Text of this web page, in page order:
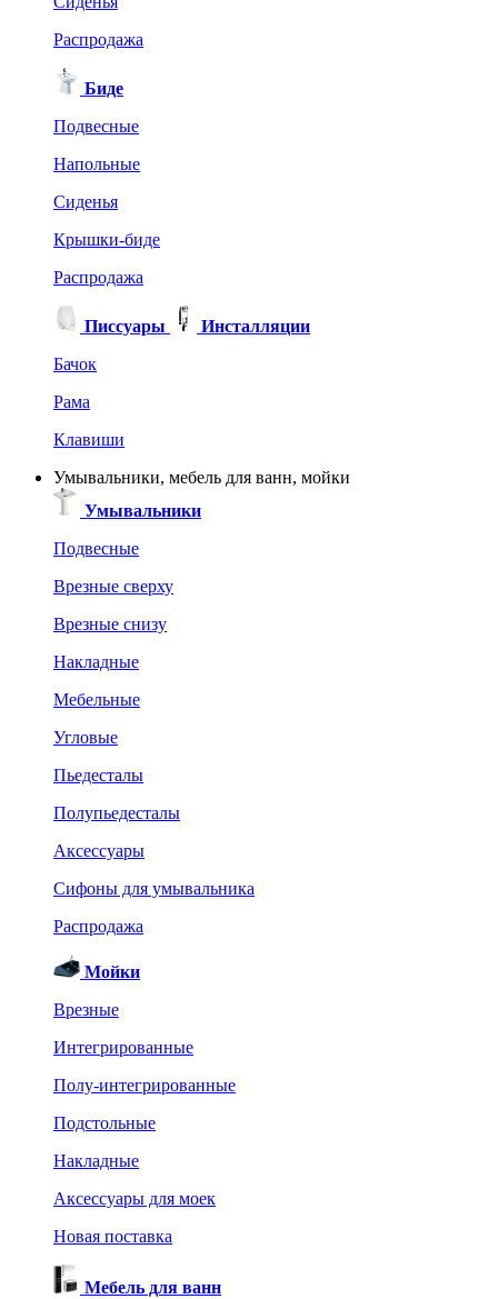
Распродажа
Биде
Подвесные
Напольные
Сиденья
Крышки-биде
Распродажа
Писсуары
Инсталляции
Бачок
Рама
Клавиши
Умывальники, мебель для ванн, мойки
Умывальники
Подвесные
Врезные сверху
Врезные снизу
Накладные
Мебельные
Угловые
Пьедесталы
Полупьедесталы
Аксессуары
Сифоны для умывальника
Распродажа
Мойки
Врезные
Интегрированные
Полу-интегрированные
Подстольные
Накладные
Аксессуары для моек
Новая поставка
Мебель для ванн